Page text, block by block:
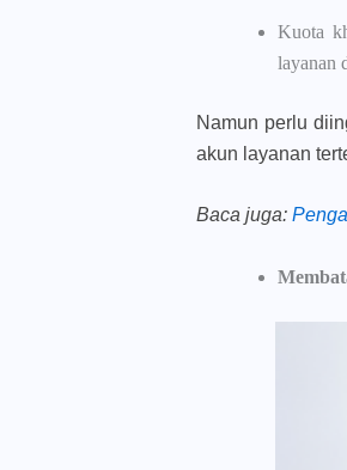
Kuota
layanan
Namun perlu
akun layanan
Baca juga: